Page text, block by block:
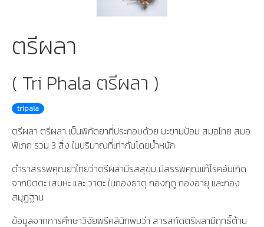
ตรีผลา
( Tri Phala ตรีผลา )
tripala
ตรีผลา ตรีผลา เป็นพิกัดยาที่ประกอบด้วย มะขามป้อม สมอไทย สมอ
พิเภก รวม 3 สิ่ง ในปริมาณที่เท่ากันโดยน้ำหนัก
ตำราสรรพคุณยาไทยว่าตรีผลามีรสสุขุม มีสรรพคุณแก้โรคอันเกิด
จากปิตตะ เสมหะ และ วาตะ ในกองธาตุ กองฤดู กองอายุ และกอง
สมุฏฐาน
ข้อมูลจากการศึกษาวิจัยพรีคลินิกพบว่า สารสกัดตรีผลามีฤทธิ์ต้าน